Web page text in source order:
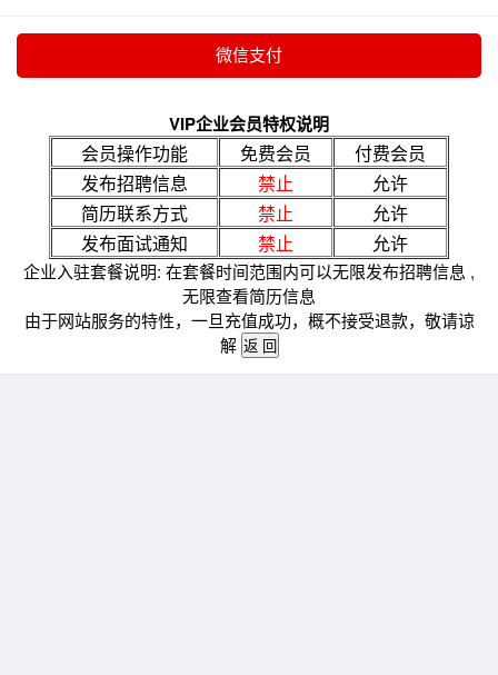
VIP企业会员特权说明
会员操作功能 免费会员
付费会员
发布招聘信息
禁止
允许
简历联系方式
禁止
允许
发布面试通知
禁止 允许
企业入驻套餐说明: 在套餐时间范围内可以无限发布招聘信息 ,
无限查看简历信息
由于网站服务的特性，一旦充值成功，概不接受退款，敬请谅
解